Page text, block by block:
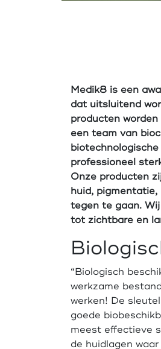
Medik8 is een
dat uitsluitend
producten
een team van
professioneel
Onze producten
huid, pigmentatie,
tegen te gaan.
tot zichtbare en
“Biologisch
werkzame
werken! De
goede
meest effectieve
de huidlagen